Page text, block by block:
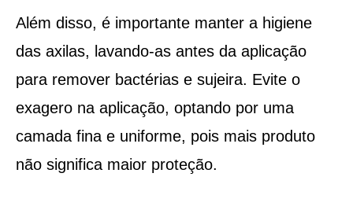
Além disso, é importante manter a higiene
das axilas, lavando-as antes da aplicação
para remover bactérias e sujeira. Evite o
exagero na aplicação, optando por uma
camada fina e uniforme, pois mais produto
não significa maior proteção.